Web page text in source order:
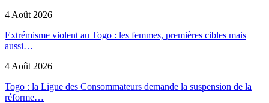
4 Août 2026
Extrémisme violent au Togo : les femmes, premières cibles mais
aussi…
4 Août 2026
Togo : la Ligue des Consommateurs demande la suspension de la
réforme…